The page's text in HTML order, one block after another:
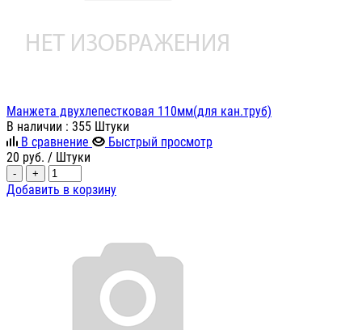
Манжета двухлепестковая 110мм(для кан.труб)
В наличии : 355 Штуки
В сравнение
Быстрый просмотр
20 руб. / Штуки
- +
Добавить в корзину